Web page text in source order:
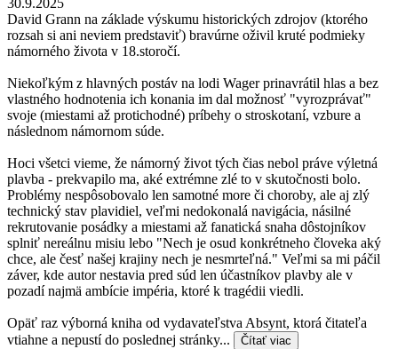
30.9.2025
David Grann na základe výskumu historických zdrojov (ktorého
rozsah si ani neviem predstaviť) bravúrne oživil kruté podmieky
námorného života v 18.storočí.
Niekoľkým z hlavných postáv na lodi Wager prinavrátil hlas a bez
vlastného hodnotenia ich konania im dal možnosť "vyrozprávať"
svoje (miestami až protichodné) príbehy o stroskotaní, vzbure a
následnom námornom súde.
Hoci všetci vieme, že námorný život tých čias nebol práve výletná
plavba - prekvapilo ma, aké extrémne zlé to v skutočnosti bolo.
Problémy nespôsobovalo len samotné more či choroby, ale aj zlý
technický stav plavidiel, veľmi nedokonalá navigácia, násilné
rekrutovanie posádky a miestami až fanatická snaha dôstojníkov
splniť nereálnu misiu lebo "Nech je osud konkrétneho človeka aký
chce, ale česť našej krajiny nech je nesmrteľná." Veľmi sa mi páčil
záver, kde autor nestavia pred súd len účastníkov plavby ale v
pozadí najmä ambície impéria, ktoré k tragédii viedli.
Opäť raz výborná kniha od vydavateľstva Absynt, ktorá čitateľa
vtiahne a nepustí do poslednej stránky...
Čítať viac